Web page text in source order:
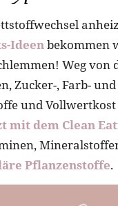
Ideen bekommen
Weg von
Zucker-, Farb-
und Vollwertkost
dem Clean
Pflanzenstoffe.